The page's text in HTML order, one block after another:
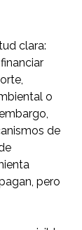
clara:
o
de
pero